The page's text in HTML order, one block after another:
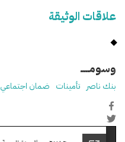
علاقات الوثيقة
وسومـــــ
بنك ناصر تأمينات ضمان اجتماعي